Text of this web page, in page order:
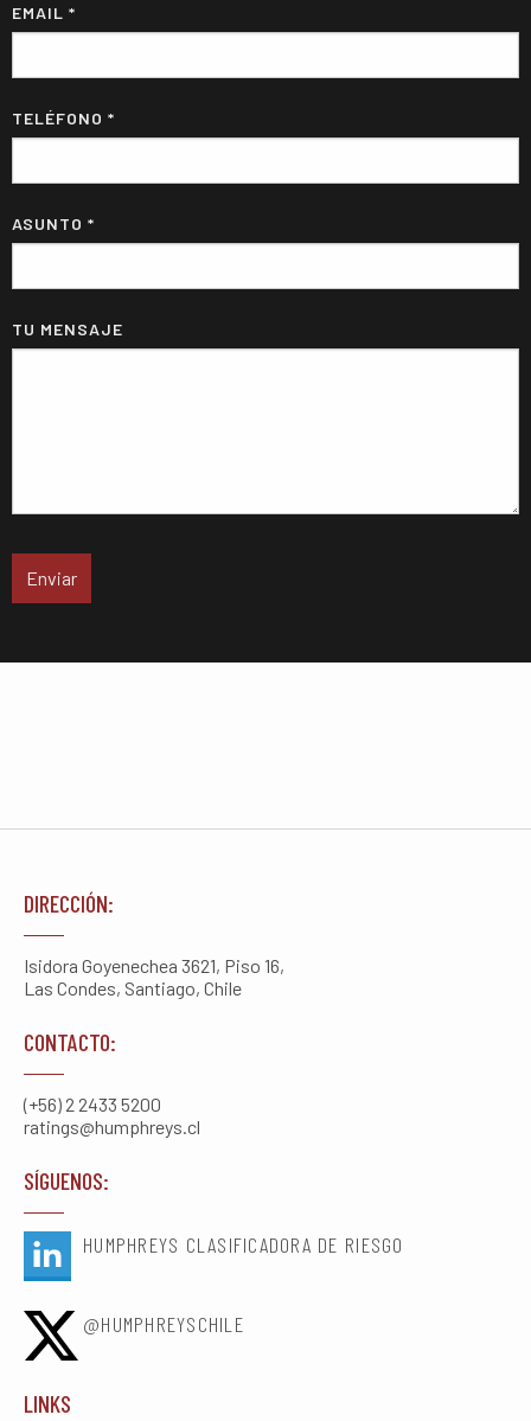
EMAIL *
TELÉFONO *
ASUNTO *
TU MENSAJE
DIRECCIÓN:
Isidora Goyenechea 3621, Piso 16,
Las Condes, Santiago, Chile
CONTACTO:
(+56) 2 2433 5200
ratings@humphreys.cl
SÍGUENOS:
HUMPHREYS CLASIFICADORA DE RIESGO
@HUMPHREYSCHILE
LINKS